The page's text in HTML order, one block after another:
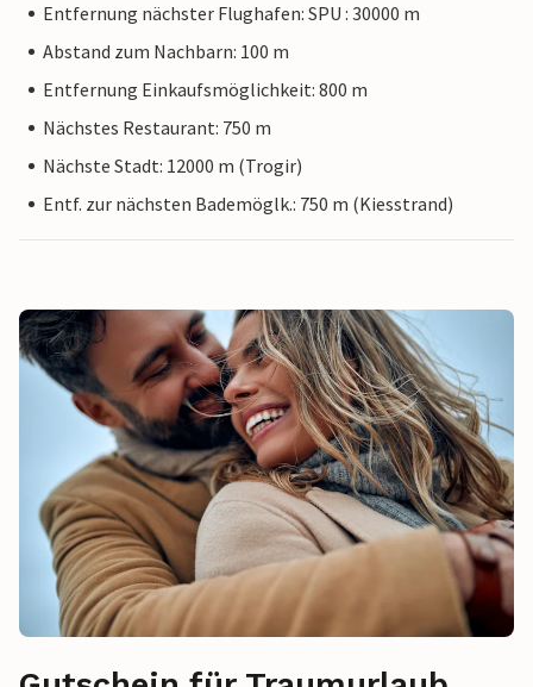
Entfernung nächster Flughafen: SPU : 30000 m
Abstand zum Nachbarn: 100 m
Entfernung Einkaufsmöglichkeit: 800 m
Nächstes Restaurant: 750 m
Nächste Stadt: 12000 m (Trogir)
Entf. zur nächsten Bademöglk.: 750 m (Kiesstrand)